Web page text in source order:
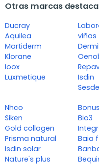
Otras marcas
Ducray
Aquilea
Martiderm
Klorane
Ioox
Luxmetique
viñas
Isdin
Nhco
Siken
Gold collagen
Prisma natural
Isdin solar
Nature's plus
Bio3
Baia